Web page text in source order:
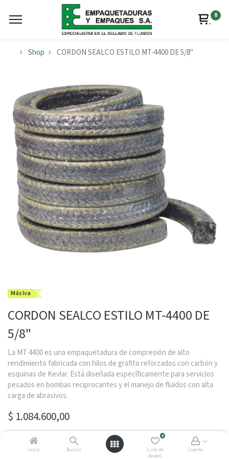
Inicio Buscar
0
Lista de
deseos
Cuenta
0
Shop CORDON SEALCO ESTILO MT-4400 DE 5/8"
Más Iva
CORDON SEALCO ESTILO MT-4400 DE
5/8"
La MT 4400 es una empaquetadura de compresión de alto
rendimiento fabricada con hilos de grafito reforzados con carbón y
esquinas de Kevlar. Está diseñada específicamente para servicios
pesados en bombas reciprocantes y el manejo de fluidos con alta
carga de abrasivos.
$ 1.084.600,00
COMUNIQUESE CON SU ASESOR SERGIO DAVID AL (604)3505000